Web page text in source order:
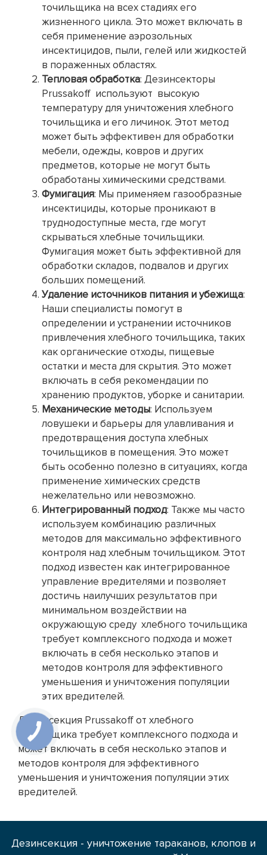
точильщика на всех стадиях его
жизненного цикла. Это может включать в
себя применение аэрозольных
инсектицидов, пыли, гелей или жидкостей
в пораженных областях.
Тепловая обработка: Дезинсекторы
Prussakoff используют высокую
температуру для уничтожения хлебного
точильщика и его личинок. Этот метод
может быть эффективен для обработки
мебели, одежды, ковров и других
предметов, которые не могут быть
обработаны химическими средствами.
Фумигация: Мы применяем газообразные
инсектициды, которые проникают в
труднодоступные места, где могут
скрываться хлебные точильщики.
Фумигация может быть эффективной для
обработки складов, подвалов и других
больших помещений.
Удаление источников питания и убежища:
Наши специалисты помогут в
определении и устранении источников
привлечения хлебного точильщика, таких
как органические отходы, пищевые
остатки и места для скрытия. Это может
включать в себя рекомендации по
хранению продуктов, уборке и санитарии.
Механические методы: Используем
ловушеки и барьеры для улавливания и
предотвращения доступа хлебных
точильщиков в помещения. Это может
быть особенно полезно в ситуациях, когда
применение химических средств
нежелательно или невозможно.
Интегрированный подход: Также мы часто
используем комбинацию различных
методов для максимально эффективного
контроля над хлебным точильщиком. Этот
подход известен как интегрированное
управление вредителями и позволяет
достичь наилучших результатов при
минимальном воздействии на
окружающую среду хлебного точильщика
требует комплексного подхода и может
включать в себя несколько этапов и
методов контроля для эффективного
уменьшения и уничтожения популяции
этих вредителей.
Дезинсекция Prussakoff от хлебного
точильщика требует комплексного подхода и
может включать в себя несколько этапов и
методов контроля для эффективного
уменьшения и уничтожения популяции этих
вредителей.
Дезинсекция - уничтожение тараканов, клопов и